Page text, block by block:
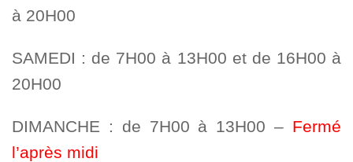
à 20H00
SAMEDI : de 7H00 à 13H00 et de 16H00 à
20H00
DIMANCHE : de 7H00 à 13H00 – Fermé
l’après midi